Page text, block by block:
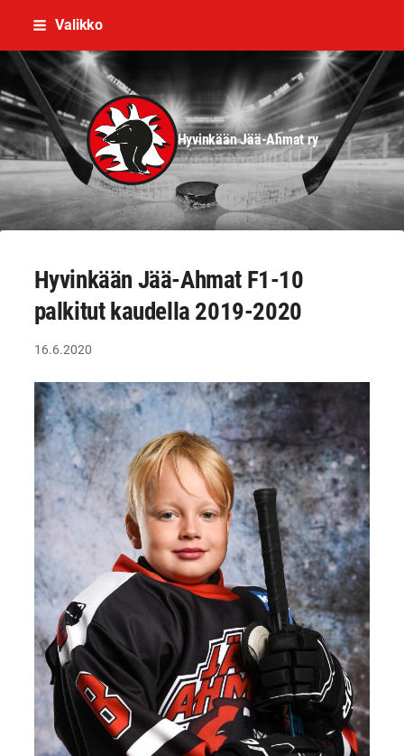
Siirry
sisältöön
Valikko
Hyvinkään Jää-Ahmat ry
Hyvinkään Jää-Ahmat F1-10
palkitut kaudella 2019-2020
16.6.2020